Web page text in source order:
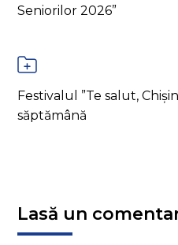
Seniorilor 2026”
Festivalul ”Te salut,
săptămână
Lasă un